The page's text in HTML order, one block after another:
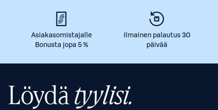
Asiakasomistajalle
Bonusta jopa 5 %
Ilmainen palautus 30
päivää
Löydätyylisi.